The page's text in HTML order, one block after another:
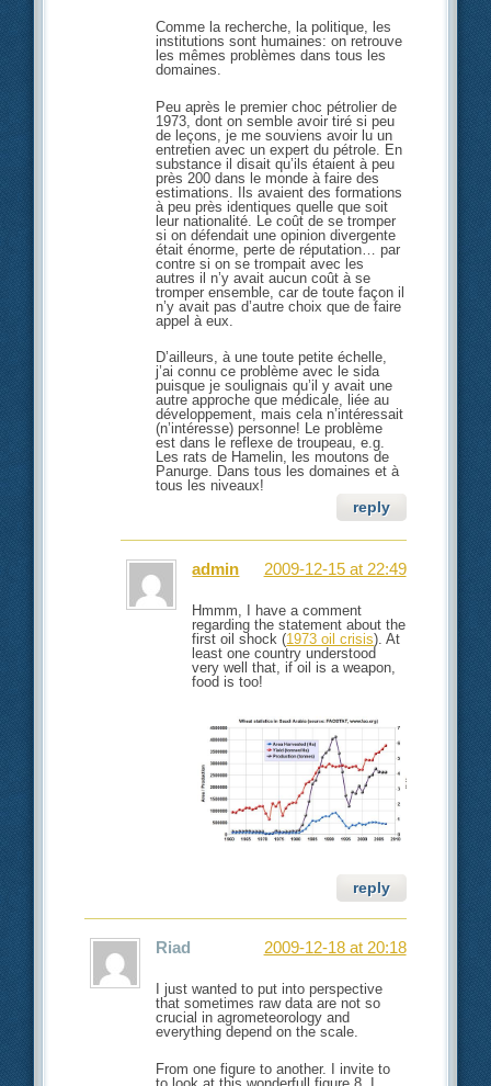
Comme la recherche, la politique, les
institutions sont humaines: on retrouve
les mêmes problèmes dans tous les
domaines.
Peu après le premier choc pétrolier de
1973, dont on semble avoir tiré si peu
de leçons, je me souviens avoir lu un
entretien avec un expert du pétrole. En
substance il disait qu’ils étaient à peu
près 200 dans le monde à faire des
estimations. Ils avaient des formations
à peu près identiques quelle que soit
leur nationalité. Le coût de se tromper
si on défendait une opinion divergente
était énorme, perte de réputation… par
contre si on se trompait avec les
autres il n’y avait aucun coût à se
tromper ensemble, car de toute façon il
n’y avait pas d’autre choix que de faire
appel à eux.
D’ailleurs, à une toute petite échelle,
j’ai connu ce problème avec le sida
puisque je soulignais qu’il y avait une
autre approche que médicale, liée au
développement, mais cela n’intéressait
(n’intéresse) personne! Le problème
est dans le reflexe de troupeau, e.g.
Les rats de Hamelin, les moutons de
Panurge. Dans tous les domaines et à
tous les niveaux!
reply
admin 2009-12-15 at 22:49
Hmmm, I have a comment
regarding the statement about the
first oil shock (1973 oil crisis). At
least one country understood
very well that, if oil is a weapon,
food is too!
reply
Riad 2009-12-18 at 20:18
I just wanted to put into perspective
that sometimes raw data are not so
crucial in agrometeorology and
everything depend on the scale.
From one figure to another. I invite to